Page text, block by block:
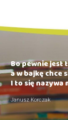
Bo pewnie jest
a w bajkę chce
I to się nazywa
Janusz Korczak